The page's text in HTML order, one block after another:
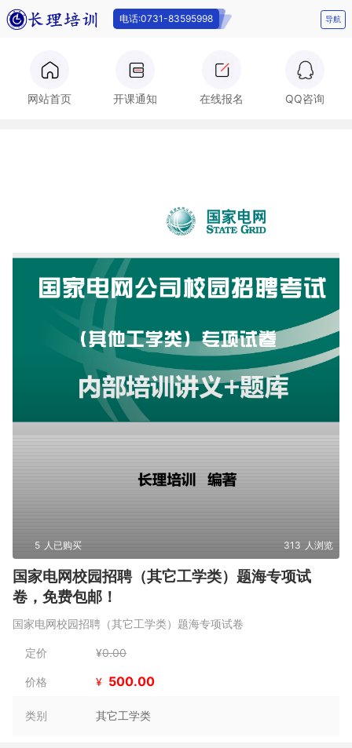
电话:0731-83595998 导航
网站首页 开课通知 在线报名 QQ咨询
5 人已购买 313 人浏览
国家电网校园招聘（其它工学类）题海专项试
卷，免费包邮！
国家电网校园招聘（其它工学类）题海专项试卷
定价 ¥0.00
价格 ¥ 500.00
类别 其它工学类